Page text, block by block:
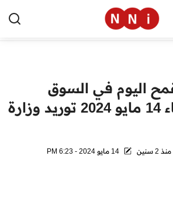
اليوم في السوق
السوداء الثلاثاء 14 مايو 2024 توريد وزارة
منذ 2 سنين 14 مايو 2024 - 6:23 PM